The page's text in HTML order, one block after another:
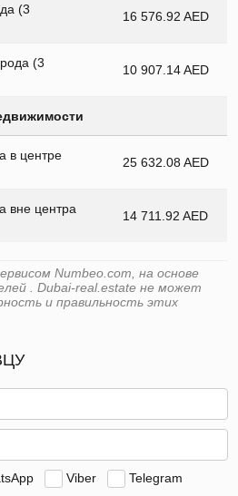
(3
16 576.92 AED
(3
10 907.14 AED
в центре
25 632.08 AED
вне центра
14 711.92 AED
Numbeo.com, на основе
. Dubai-real.estate не может
и правильность этих
Viber Telegram